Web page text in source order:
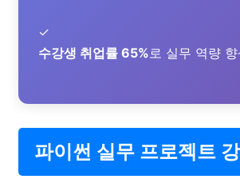
✓
수강생 취업률 65% 로 실무 역량
파이썬 실무 프로젝트